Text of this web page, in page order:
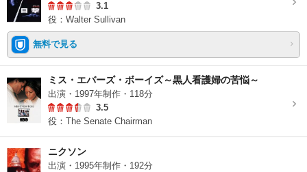
3.1
役：Walter Sullivan
無料で見る
ミス・エバーズ・ボーイズ～黒人看護婦の苦悩～
出演・1997年制作・118分
3.5
役：The Senate Chairman
ニクソン
出演・1995年制作・192分